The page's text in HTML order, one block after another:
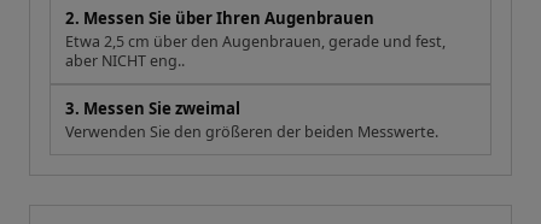
2. Messen Sie über Ihren Augenbrauen
Etwa 2,5 cm über den Augenbrauen, gerade und fest,
aber NICHT eng..
3. Messen Sie zweimal
Verwenden Sie den größeren der beiden Messwerte.